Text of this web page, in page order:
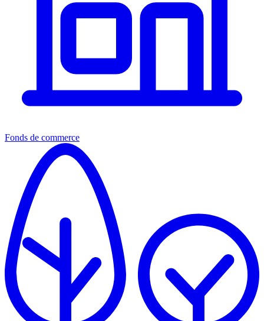
Fonds de commerce